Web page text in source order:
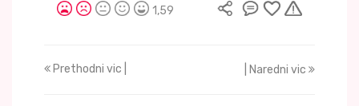
1,59
Prethodni vic | | Naredni vic